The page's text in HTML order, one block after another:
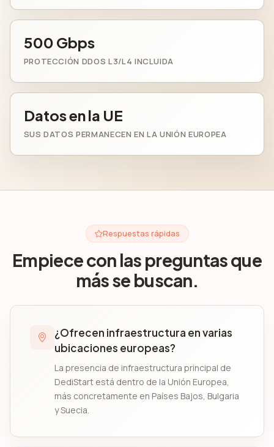
500 Gbps
PROTECCIÓN DDOS L3/L4 INCLUIDA
Datos en la UE
SUS DATOS PERMANECEN EN LA UNIÓN EUROPEA
Respuestas rápidas
Empiece con las preguntas que
más se buscan.
¿Ofrecen infraestructura en varias
ubicaciones europeas?
La presencia de infraestructura principal de
DediStart está dentro de la Unión Europea,
más concretamente en Países Bajos, Bulgaria
y Suecia.